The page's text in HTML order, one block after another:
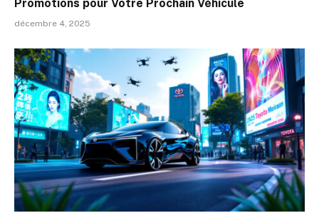
Promotions pour Votre Prochain Véhicule
décembre 4, 2025